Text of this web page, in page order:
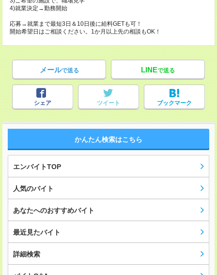
4)就業決定→勤務開始
応募→就業まで最短3日＆10日後に給料GETも可！
開始希望日はご相談ください。1か月以上先の相談もOK！
メールで送る LINEで送る
シェア ツイート ブックマーク
かんたん検索はこちら
エンバイトTOP
人気のバイト
あなたへのおすすめバイト
最近見たバイト
詳細検索